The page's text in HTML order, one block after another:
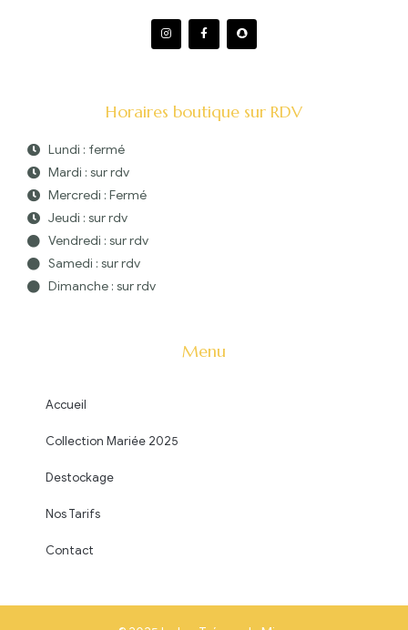
Horaires boutique sur RDV
Lundi : fermé
Mardi : sur rdv
Mercredi : Fermé
Jeudi : sur rdv
Vendredi : sur rdv
Samedi : sur rdv
Dimanche : sur rdv
Menu
Accueil
Collection Mariée 2025
Destockage
Nos Tarifs
Contact